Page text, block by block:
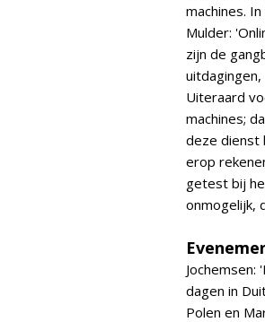
machines.
Mulder:
zijn de
Uiteraard
machines;
deze dienst
erop
getest bij
onmogelijk,
dagen in
Polen en